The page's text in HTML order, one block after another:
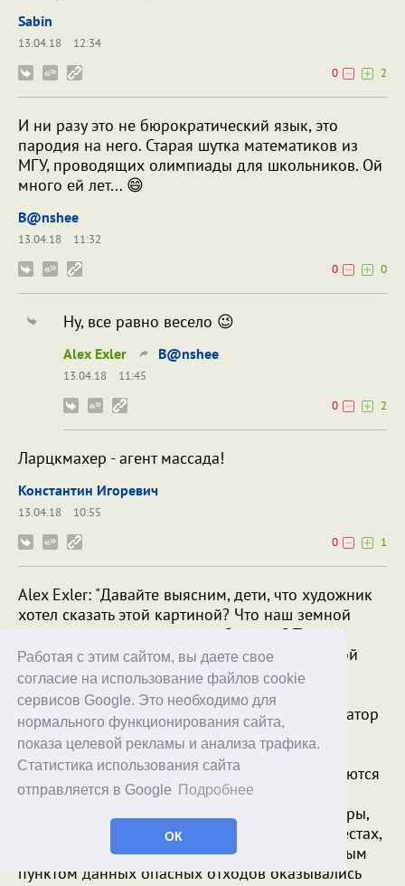
Работая с этим сайтом, вы даете свое
согласие на использование файлов cookie
сервисов Google. Это необходимо для
нормального функционирования сайта,
показа целевой рекламы и анализа трафика.
Статистика использования сайта
отправляется в Google
Подробнее
ОК
Sabin
13.04.18
12:34
0
2
И ни разу это не бюрократический язык, это
пародия на него. Старая шутка математиков из
МГУ, проводящих олимпиады для школьников. Ой
много ей лет... 😄
B@nshee
13.04.18
11:32
0
0
Ну, все равно весело 😉
Alex Exler B@nshee
13.04.18
11:45
0
2
Ларцкмахер - агент массада!
Константин Игоревич
13.04.18
10:55
0
1
Alex Exler: "Давайте выясним, дети, что художник
хотел сказать этой картиной? Что наш земной
шарик поглотят стеклянные бутылки? Так они
вроде как идут на переплавку. Что наш земной
шарик поглотят пластиковые бутылки? Так их
вроде сейчас тоже стали принимать на
переработку. Что от нас вообще хочет губернатор
Санкт-Петербурга, кто может понять?".
Недавно слушал на радио "Маяк", как один
товарищ проводил расследование, куда деваются
все батарейки и лампочки, которые мы
бережливо относим в специальные контейнеры,
расположенные в специально отведенных местах,
а также в некоторых торговых сетях? Конечным
пунктом данных опасных отходов оказывались